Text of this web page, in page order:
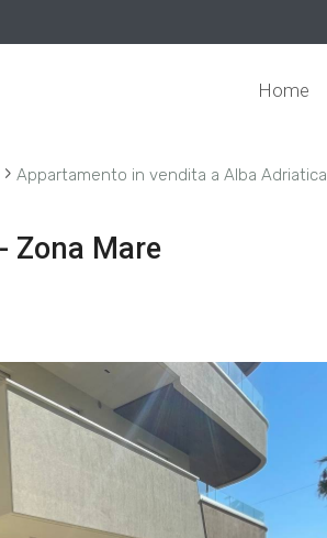
Home
› Appartamento in vendita a Alba Adriatica
Zona Mare